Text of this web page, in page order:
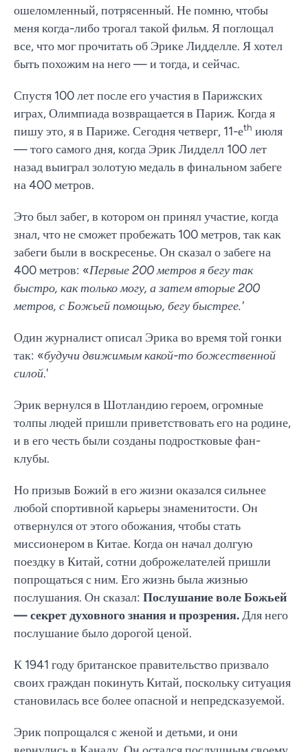
ошеломленный, потрясенный. Не помню, чтобы
меня когда-либо трогал такой фильм. Я поглощал
все, что мог прочитать об Эрике Лидделле. Я хотел
быть похожим на него — и тогда, и сейчас.
Спустя 100 лет после его участия в Парижских
играх, Олимпиада возвращается в Париж. Когда я
пишу это, я в Париже. Сегодня четверг, 11-еth июля
— того самого дня, когда Эрик Лидделл 100 лет
назад выиграл золотую медаль в финальном забеге
на 400 метров.
Это был забег, в котором он принял участие, когда
знал, что не сможет пробежать 100 метров, так как
забеги были в воскресенье. Он сказал о забеге на
400 метров: «Первые 200 метров я бегу так
быстро, как только могу, а затем вторые 200
метров, с Божьей помощью, бегу быстрее.'
Один журналист описал Эрика во время той гонки
так: «будучи движимым какой-то божественной
силой.'
Эрик вернулся в Шотландию героем, огромные
толпы людей пришли приветствовать его на родине,
и в его честь были созданы подростковые фан-
клубы.
Но призыв Божий в его жизни оказался сильнее
любой спортивной карьеры знаменитости. Он
отвернулся от этого обожания, чтобы стать
миссионером в Китае. Когда он начал долгую
поездку в Китай, сотни доброжелателей пришли
попрощаться с ним. Его жизнь была жизнью
послушания. Он сказал: Послушание воле Божьей
— секрет духовного знания и прозрения. Для него
послушание было дорогой ценой.
К 1941 году британское правительство призвало
своих граждан покинуть Китай, поскольку ситуация
становилась все более опасной и непредсказуемой.
Эрик попрощался с женой и детьми, и они